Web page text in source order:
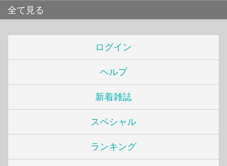
全て見る
ログイン
ヘルプ
新着雑誌
スペシャル
ランキング